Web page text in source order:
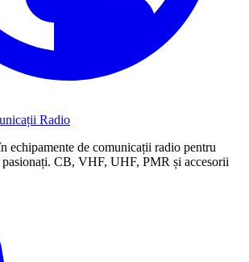
Radio
echipamente de comunicații radio pentru
CB, VHF, UHF, PMR și accesorii